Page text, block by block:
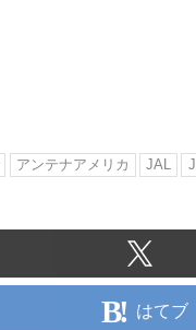
アンテナアメリカ JAL
はてブ